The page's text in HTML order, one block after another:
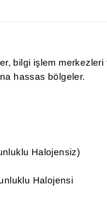
bilgi işlem merkezleri
hassas bölgeler.
Halojensiz)
Halojensi